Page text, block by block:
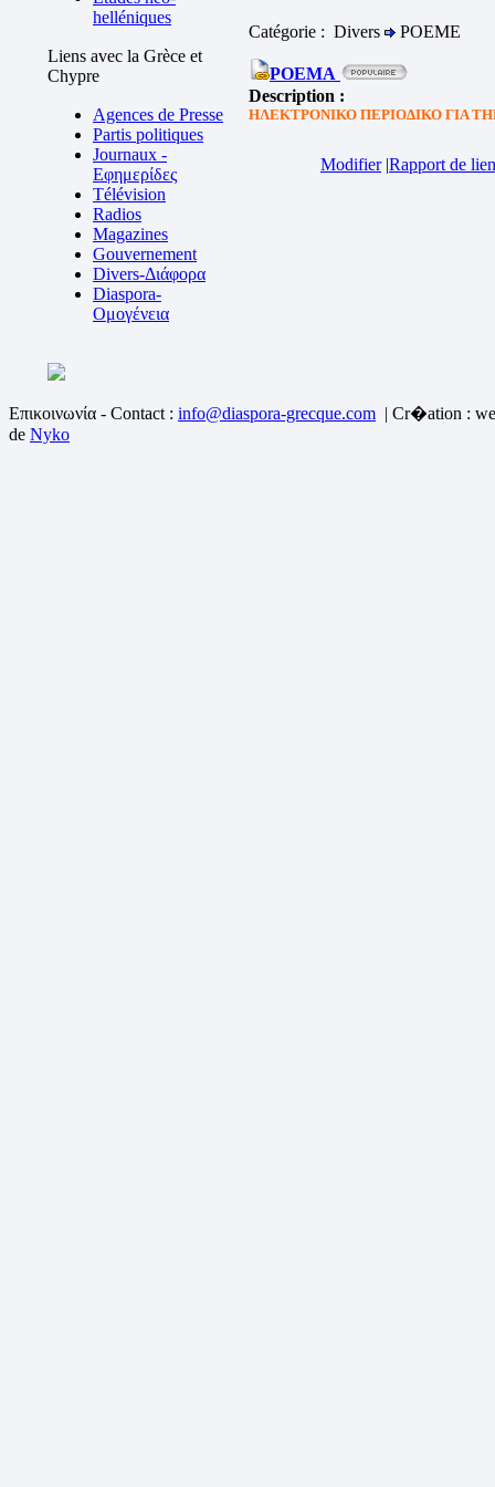
helléniques
Liens avec la Grèce et
Chypre
Agences de Presse
Partis politiques
Journaux -
Εφημερίδες
Télévision
Radios
Magazines
Gouvernement
Divers-Διάφορα
Diaspora-
Ομογένεια
Catégorie : Divers POEME
POEMA
Description :
ΗΛΕΚΤΡΟΝΙΚΟ ΠΕΡΙΟΔΙΚΟ ΓΙΑ
Modifier|Rapport de
Επικοινωνία - Contact : info@diaspora-grecque.com | Cr�ation :
de Nyko